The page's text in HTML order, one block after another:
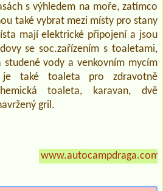
s výhledem na moře, zatímco
také vybrat mezi místy pro stany
mají elektrické připojení a jsou
se soc.zařízením s toaletami,
vody a venkovním mycím
je také toaleta pro zdravotně
toaleta, karavan, dvě
gril.
www.autocampdraga.com